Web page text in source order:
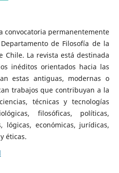
convocatoria permanentemente
de Filosofía de la
Chile. La revista está destinada
inéditos orientados hacia las
estas antiguas, modernas o
trabajos que contribuyan a la
técnicas y tecnologías
filosóficas, políticas,
lógicas, económicas, jurídicas,
éticas.